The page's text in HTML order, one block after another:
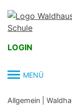
content
LOGIN
MENÜ
Allgemein